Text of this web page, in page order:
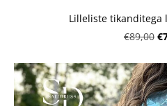
Lilleliste
€89,00